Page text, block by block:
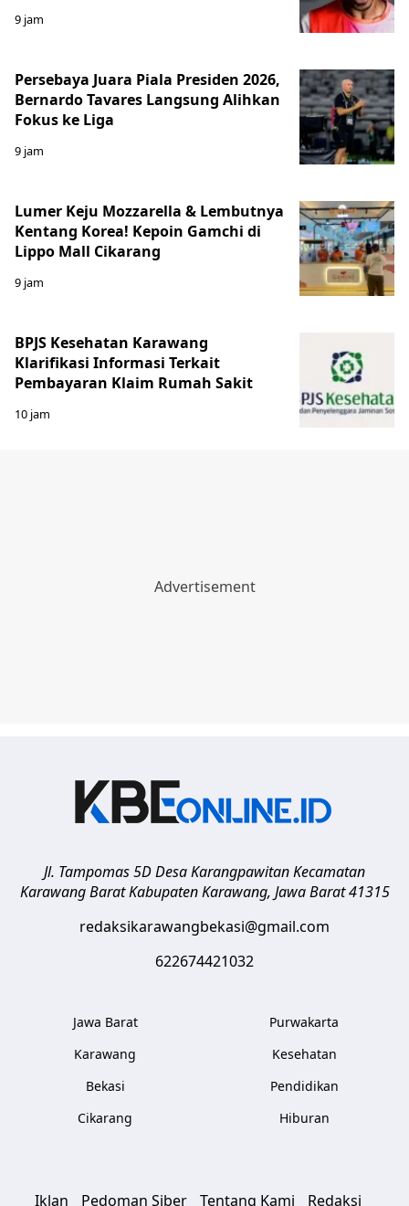
9 jam
Persebaya Juara Piala Presiden 2026,
Bernardo Tavares Langsung Alihkan
Fokus ke Liga
9 jam
Lumer Keju Mozzarella & Lembutnya
Kentang Korea! Kepoin Gamchi di
Lippo Mall Cikarang
9 jam
BPJS Kesehatan Karawang
Klarifikasi Informasi Terkait
Pembayaran Klaim Rumah Sakit
10 jam
Jl. Tampomas 5D Desa Karangpawitan Kecamatan
Karawang Barat Kabupaten Karawang, Jawa Barat 41315
redaksikarawangbekasi@gmail.com
622674421032
Jawa Barat
Karawang
Bekasi
Cikarang
Purwakarta
Kesehatan
Pendidikan
Hiburan
Iklan Pedoman Siber Tentang Kami Redaksi